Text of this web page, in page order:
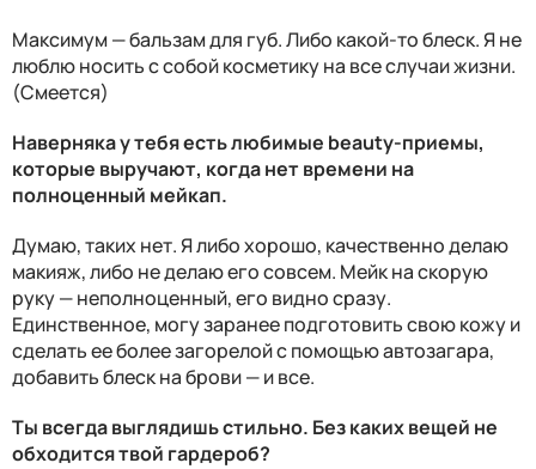
Максимум — бальзам для губ. Либо какой-то блеск. Я не
люблю носить с собой косметику на все случаи жизни.
(Смеется)
Наверняка у тебя есть любимые beauty-приемы,
которые выручают, когда нет времени на
полноценный мейкап.
Думаю, таких нет. Я либо хорошо, качественно делаю
макияж, либо не делаю его совсем. Мейк на скорую
руку — неполноценный, его видно сразу.
Единственное, могу заранее подготовить свою кожу и
сделать ее более загорелой с помощью автозагара,
добавить блеск на брови — и все.
Ты всегда выглядишь стильно. Без каких вещей не
обходится твой гардероб?